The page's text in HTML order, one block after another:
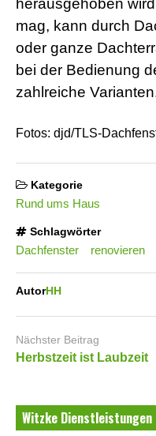
mag, kann durch
oder ganze
bei der Bedienung
zahlreiche
Fotos: djd/TLS-
Kategorie
Rund ums Haus
Schlagwörter
Dachfenster renovieren
AutorHH
Nächster Beitrag
Herbstzeit ist Laubzeit
Witzke Dienstleistungen